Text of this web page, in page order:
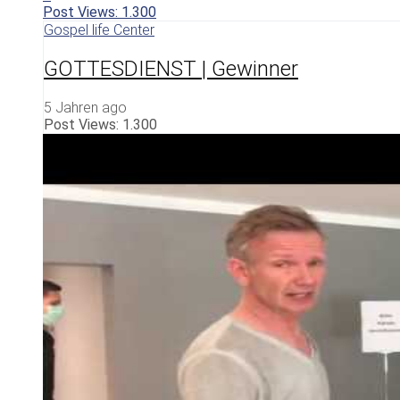
Post Views: 1.300
Gospel life Center
GOTTESDIENST | Gewinner
5 Jahren ago
Post Views: 1.300